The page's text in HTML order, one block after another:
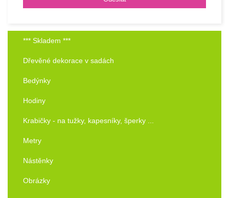
*** Skladem ***
Dřevěné dekorace v sadách
Bedýnky
Hodiny
Krabičky - na tužky, kapesníky, šperky ...
Metry
Nástěnky
Obrázky